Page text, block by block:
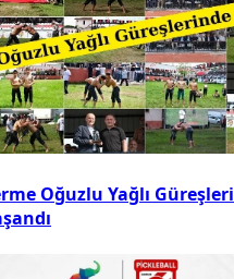
Oğuzlu Yağlı